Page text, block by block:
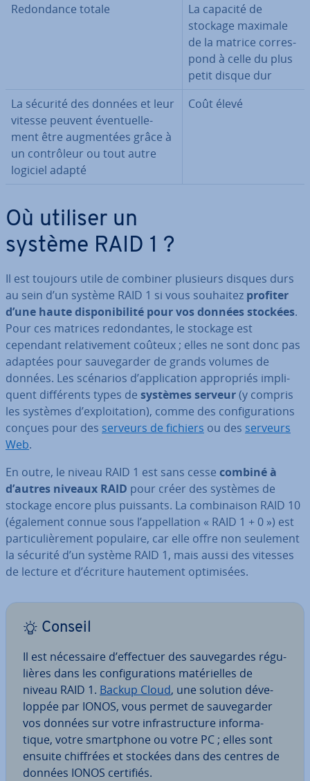
Re­don­dance totale
La capacité de
stockage maximale
de la matrice cor­res­
pond à celle du plus
petit disque dur
La sécurité des données et leur
vitesse peuvent éven­tuel­le­
ment être aug­men­tées grâce à
un con­trô­leur ou tout autre
logiciel adapté
Coût élevé
Où utiliser un
système RAID 1 ?
Il est toujours utile de combiner plusieurs disques durs
au sein d’un système RAID 1 si vous souhaitez profiter
d’une haute dis­po­ni­bi­lité pour vos données stockées.
Pour ces matrices re­don­dantes, le stockage est
cependant re­la­ti­ve­ment coûteux ; elles ne sont donc pas
adaptées pour sau­ve­gar­der de grands volumes de
données. Les scénarios d’ap­pli­ca­tion ap­pro­priés im­pli­
quent dif­fé­rents types de systèmes serveur(y compris
les systèmes d’ex­ploi­ta­tion), comme des con­fi­gu­ra­tions
conçues pour des serveurs de fichiers ou des serveurs
Web.
En outre, le niveau RAID 1 est sans cesse combiné à
d’autres niveaux RAID pour créer des systèmes de
stockage encore plus puissants. La com­bi­nai­son RAID 10
(également connue sous l’ap­pel­la­tion « RAID 1 + 0 ») est
par­ti­cu­liè­re­ment populaire, car elle offre non seulement
la sécurité d’un système RAID 1, mais aussi des vitesses
de lecture et d’écriture hautement op­ti­mi­sées.
Conseil
Il est né­ces­saire d’effectuer des sau­ve­gardes ré­gu­
lières dans les con­fi­gu­ra­tions ma­té­rielles de
niveau RAID 1. Backup Cloud, une solution dé­ve­
lop­pée par IONOS, vous permet de sau­ve­gar­der
vos données sur votre in­fras­truc­ture in­for­ma­
tique, votre smart­phone ou votre PC ; elles sont
ensuite chiffrées et stockées dans des centres de
données IONOS certifiés.